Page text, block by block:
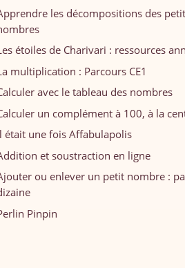
les décompositions des
étoiles de Charivari : ressources
multiplication : Parcours CE1
avec le tableau des nombres
un complément à 100, à la
était une fois Affabulapolis
et soustraction en ligne
ou enlever un petit nombre :
Pinpin